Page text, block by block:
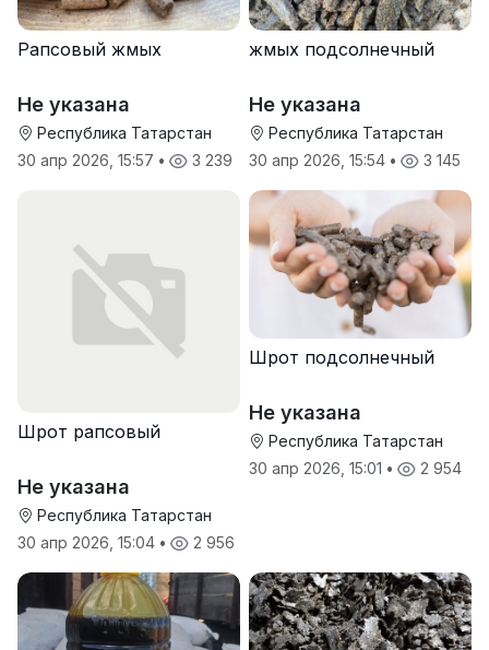
Рапсовый жмых
Не указана
Республика Татарстан
30 апр 2026, 15:57 • 3 239
жмых подсолнечный
Не указана
Республика Татарстан
30 апр 2026, 15:54 • 3 145
Шрот рапсовый
Не указана
Республика Татарстан
30 апр 2026, 15:04 • 2 956
Шрот подсолнечный
Не указана
Республика Татарстан
30 апр 2026, 15:01 • 2 954